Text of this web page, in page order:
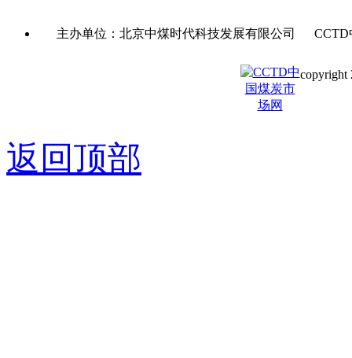
主办单位：北京中煤时代科技发展有限公司
copyright
返回顶部